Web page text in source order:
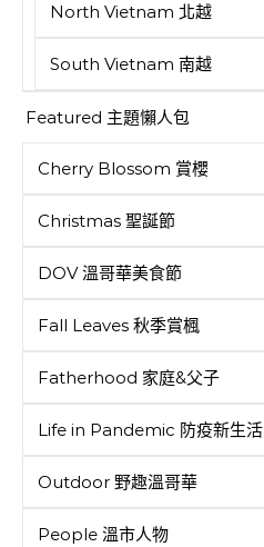
North Vietnam 北越
South Vietnam 南越
Featured 主題懶人包
Cherry Blossom 賞櫻
Christmas 聖誕節
DOV 溫哥華美食節
Fall Leaves 秋季賞楓
Fatherhood 家庭&父子
Life in Pandemic 防疫新生活
Outdoor 野趣溫哥華
People 溫市人物